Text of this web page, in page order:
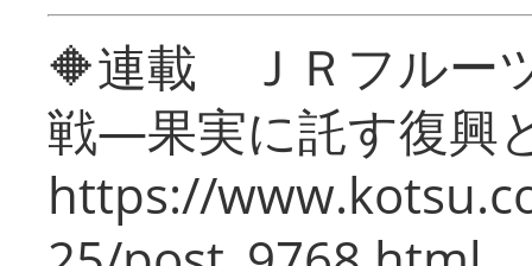
🔶連載 ＪＲフルー
戦―果実に託す復興
https://